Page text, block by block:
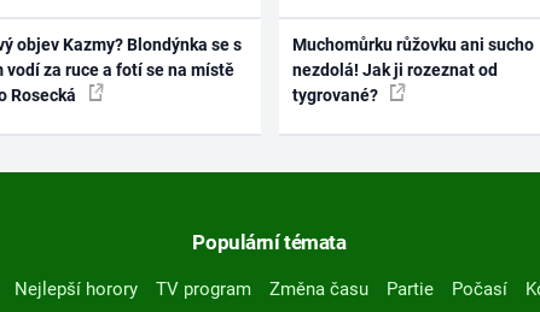
objev Kazmy? Blondýnka se s
vodí za ruce a fotí se na místě
Rosecká
Muchomůrku růžovku ani sucho
nezdolá! Jak ji rozeznat od
tygrované?
Populární témata
Nejlepší horory TV program Změna času Partie Počasí